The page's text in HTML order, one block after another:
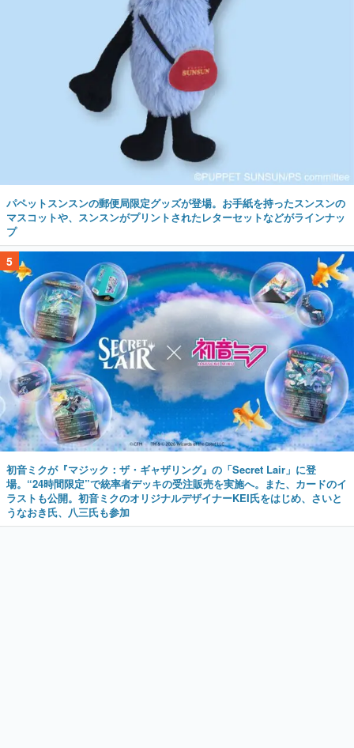
パペットスンスンの郵便局限定グッズが登場。お手紙を持ったスンスンの
マスコットや、スンスンがプリントされたレターセットなどがラインナッ
5
初音ミクが『マジック：ザ・ギャザリング』の「Secret Lair」に登
場。“24時間限定”で統率者デッキの受注販売を実施へ。また、カードのイ
ラストも公開。初音ミクのオリジナルデザイナーKEI氏をはじめ、さいと
うなおき氏、八三氏も参加